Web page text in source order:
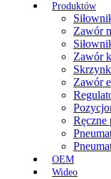
Produktów
Zawór
Zawór
Zawór
Ręczne
OEM
Wideo